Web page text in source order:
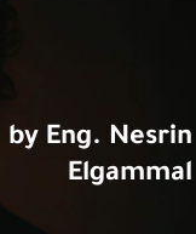
Eng. Nesrin
Elgammal